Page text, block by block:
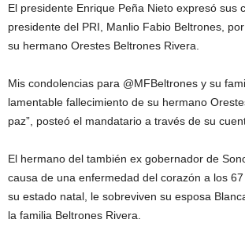
El presidente Enrique Peña Nieto expresó sus
presidente del PRI, Manlio Fabio Beltrones,
su hermano Orestes Beltrones Rivera.
Mis condolencias para @MFBeltrones y su
lamentable fallecimiento de su hermano
paz”, posteó el mandatario a través de su
El hermano del también ex gobernador de
causa de una enfermedad del corazón a los
su estado natal, le sobreviven su esposa
la familia Beltrones Rivera.